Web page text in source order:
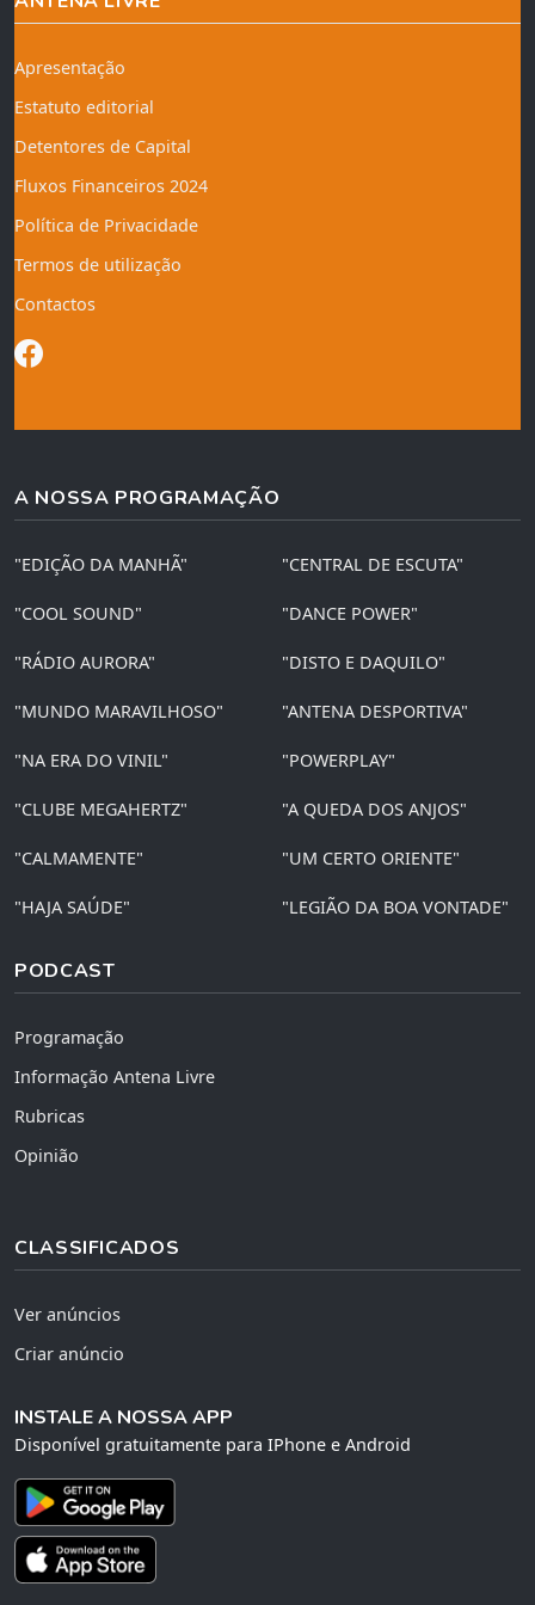
Apresentação
Estatuto editorial
Detentores de Capital
Fluxos Financeiros 2024
Política de Privacidade
Termos de utilização
Contactos
A NOSSA PROGRAMAÇÃO
"EDIÇÃO DA MANHÃ" "CENTRAL DE ESCUTA"
"COOL SOUND" "DANCE POWER"
"RÁDIO AURORA" "DISTO E DAQUILO"
"MUNDO MARAVILHOSO" "ANTENA DESPORTIVA"
"NA ERA DO VINIL" "POWERPLAY"
"CLUBE MEGAHERTZ" "A QUEDA DOS ANJOS"
"CALMAMENTE" "UM CERTO ORIENTE"
"HAJA SAÚDE" "LEGIÃO DA BOA VONTADE"
PODCAST
Programação
Informação Antena Livre
Rubricas
Opinião
CLASSIFICADOS
Ver anúncios
Criar anúncio
INSTALE A NOSSA APP
Disponível gratuitamente para IPhone e Android